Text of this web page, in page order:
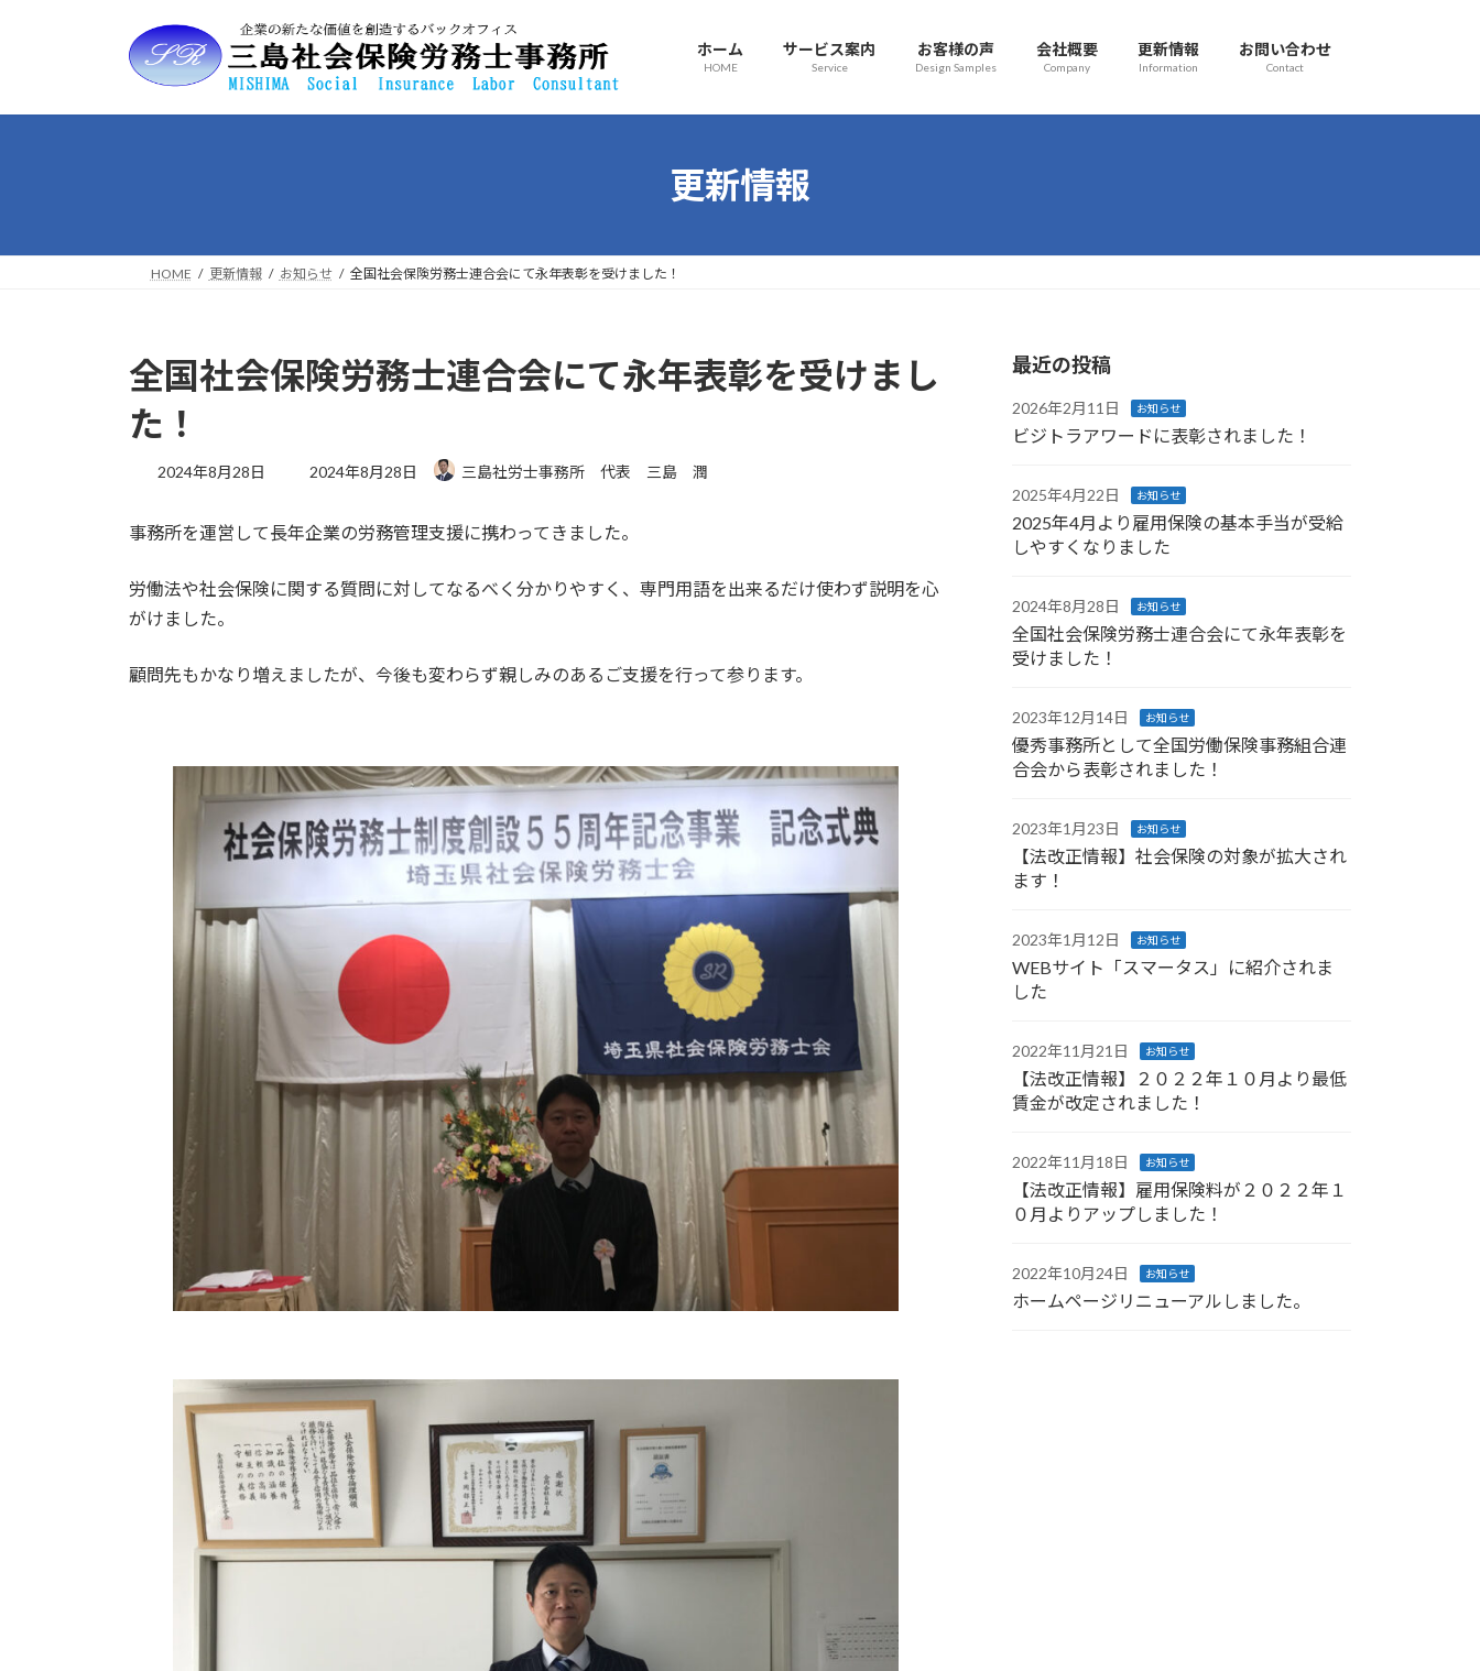
ツ
プ
シ
動
ホーム
HOME
サービス案内
Service
お客様の声
Design Samples
会社概要
Company
更新情報
Information
お問い合わせ
Contact
更新情報
HOME 更新情報 お知らせ 全国社会保険労務士連合会にて永年表彰を受けました！
全国社会保険労務士連合会にて永年表彰を受けまし
た！
2024年8月28日
最
新
時
:
2024年8月28日 三島社労士事務所 代表 三島 潤
事務所を運営して長年企業の労務管理支援に携わってきました。
労働法や社会保険に関する質問に対してなるべく分かりやすく、専門用語を出来るだけ使わず説明を心
がけました。
顧問先もかなり増えましたが、今後も変わらず親しみのあるご支援を行って参ります。
最近の投稿
2026年2月11日 お知らせ
ビジトラアワードに表彰されました！
2025年4月22日 お知らせ
2025年4月より雇用保険の基本手当が受給
しやすくなりました
2024年8月28日 お知らせ
全国社会保険労務士連合会にて永年表彰を
受けました！
2023年12月14日 お知らせ
優秀事務所として全国労働保険事務組合連
合会から表彰されました！
2023年1月23日 お知らせ
【法改正情報】社会保険の対象が拡大され
ます！
2023年1月12日 お知らせ
WEBサイト「スマータス」に紹介されま
した
2022年11月21日 お知らせ
【法改正情報】２０２２年１０月より最低
賃金が改定されました！
2022年11月18日 お知らせ
【法改正情報】雇用保険料が２０２２年１
０月よりアップしました！
2022年10月24日 お知らせ
ホームページリニューアルしました。